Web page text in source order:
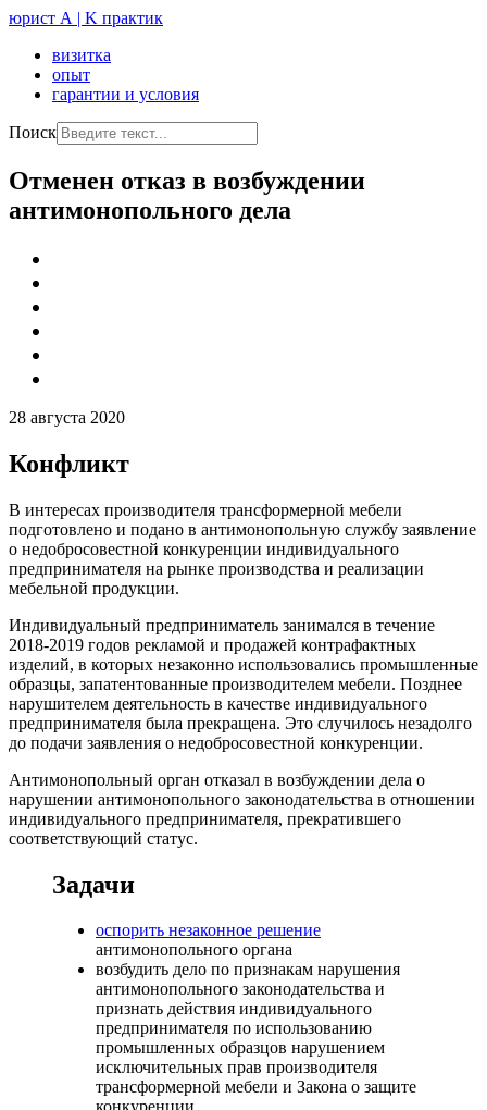
юрист А | K практик
визитка
опыт
гарантии и условия
Поиск
Отменен отказ в возбуждении
антимонопольного дела
28 августа 2020
Конфликт
В интересах производителя трансформерной мебели
подготовлено и подано в антимонопольную службу заявление
о недобросовестной конкуренции индивидуального
предпринимателя на рынке производства и реализации
мебельной продукции.
Индивидуальный предприниматель занимался в течение
2018-2019 годов рекламой и продажей контрафактных
изделий, в которых незаконно использовались промышленные
образцы, запатентованные производителем мебели. Позднее
нарушителем деятельность в качестве индивидуального
предпринимателя была прекращена. Это случилось незадолго
до подачи заявления о недобросовестной конкуренции.
Антимонопольный орган отказал в возбуждении дела о
нарушении антимонопольного законодательства в отношении
индивидуального предпринимателя, прекратившего
соответствующий статус.
Задачи
оспорить незаконное решение
антимонопольного органа
возбудить дело по признакам нарушения
антимонопольного законодательства и
признать действия индивидуального
предпринимателя по использованию
промышленных образцов нарушением
исключительных прав производителя
трансформерной мебели и Закона о защите